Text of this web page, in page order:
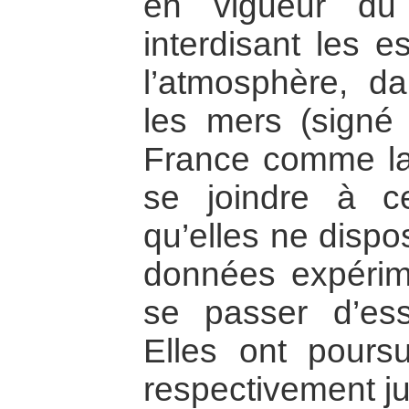
interdisant les
l’atmosphère,
les mers
France comme
se joindre à
qu’elles ne
données
se passer
Elles ont
respectivement